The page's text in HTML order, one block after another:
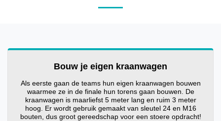
Bouw je eigen kraanwagen
Als eerste gaan de teams hun eigen kraanwagen bouwen
waarmee ze in de finale hun torens gaan bouwen. De
kraanwagen is maarliefst 5 meter lang en ruim 3 meter
hoog. Er wordt gebruik gemaakt van sleutel 24 en M16
bouten, dus groot gereedschap voor een stoere opdracht!